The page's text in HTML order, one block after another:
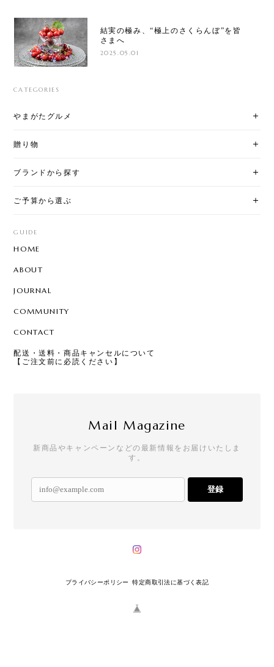
結実の極み、“極上のさくらんぼ”を皆
さまへ
2025.05.01
CATEGORIES
やまがたグルメ
贈り物
ブランドから探す
ご予算から選ぶ
GUIDE
HOME
ABOUT
JOURNAL
COMMUNITY
CONTACT
配送・送料・商品キャンセルについて
【ご注文前に必読ください】
Mail Magazine
新商品やキャンペーンなどの最新情報をお届けいたしま
す。
登録
プライバシーポリシー 特定商取引法に基づく表記